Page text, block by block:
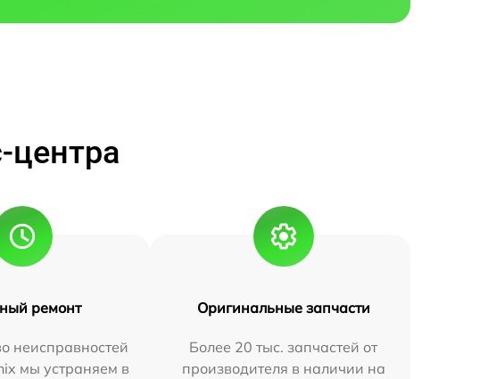
ремонт
неисправностей
мы устраняем в
Оригинальные запчасти
Более 20 тыс. запчастей от
производителя в наличии на